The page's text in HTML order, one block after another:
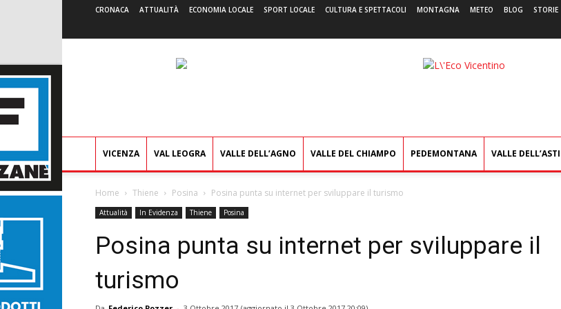
CRONACA ATTUALITÀ ECONOMIA LOCALE SPORT LOCALE CULTURA E SPETTACOLI MONTAGNA METEO BLOG STORIE
L'Eco
VICENZA VAL LEOGRA VALLE DELL’AGNO VALLE DEL CHIAMPO PEDEMONTANA VALLE
Home Thiene Posina Posina punta su internet per sviluppare il turismo
Attualità In Evidenza Thiene Posina
Posina punta su internet per sviluppare il
turismo